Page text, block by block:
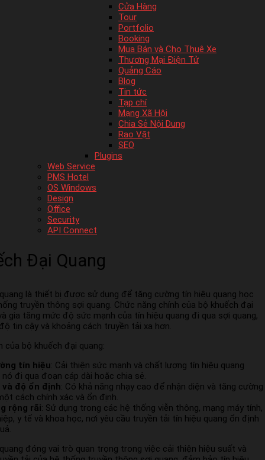
Cửa Hàng
Tour
Portfolio
Booking
Mua Bán và Cho Thuê Xe
Thương Mại Điện Tử
Quảng Cáo
Blog
Tin tức
Tạp chí
Mạng Xã Hội
Chia Sẻ Nội Dung
Rao Vặt
SEO
Plugins
Web Service
PMS Hotel
OS Windows
Design
Office
Security
API Connect
Đại Quang
là thiết bị được sử dụng để tăng cường tín hiệu quang học
truyền thông sợi quang. Chức năng chính của bộ khuếch đại
gia tăng mức độ sức mạnh của tín hiệu quang đi qua sợi quang,
tin cậy và khoảng cách truyền tải xa hơn.
của bộ khuếch đại quang:
tín hiệu: Cải thiện sức mạnh và chất lượng tín hiệu quang
đi qua đoạn cáp dài hoặc chia sẻ.
độ ổn định: Có khả năng nhạy cao để nhận diện và tăng cường
cách chính xác và ổn định.
rộng rãi: Sử dụng trong các hệ thống viễn thông, mạng máy tính,
y tế và khoa học, nơi yêu cầu truyền tải tín hiệu quang ổn định
đóng vai trò quan trọng trong việc cải thiện hiệu suất và